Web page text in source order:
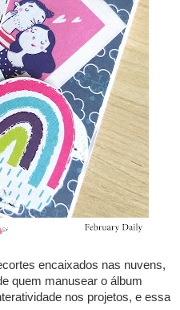
encaixados nas nuvens,
quem manusear o álbum
nos projetos, e essa